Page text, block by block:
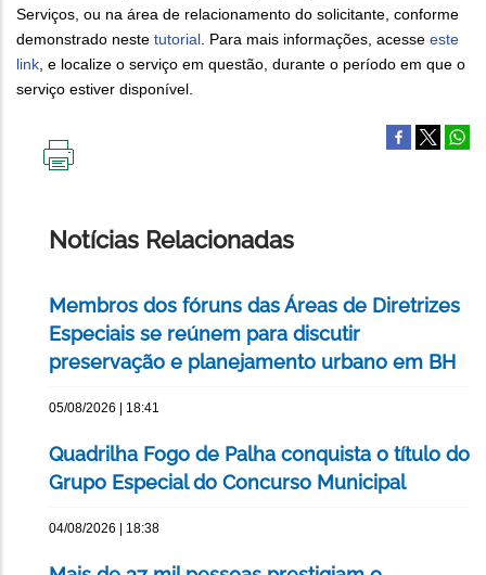
Serviços, ou na área de relacionamento do solicitante, conforme
demonstrado neste tutorial. Para mais informações, acesse este
link, e localize o serviço em questão, durante o período em que o
serviço estiver disponível.
Notícias Relacionadas
Membros dos fóruns das Áreas de Diretrizes
Especiais se reúnem para discutir
preservação e planejamento urbano em BH
05/08/2026 | 18:41
Quadrilha Fogo de Palha conquista o título do
Grupo Especial do Concurso Municipal
04/08/2026 | 18:38